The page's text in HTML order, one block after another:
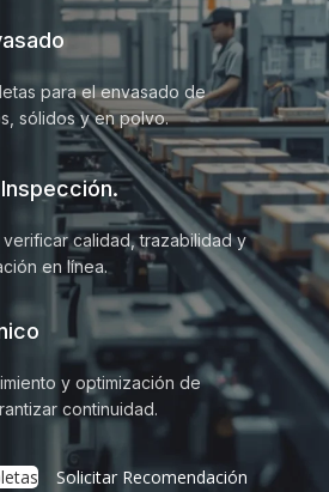
para el envasado de
sólidos y en polvo.
calidad, trazabilidad y
en línea.
y optimización de
continuidad.
Solicitar Recomendación